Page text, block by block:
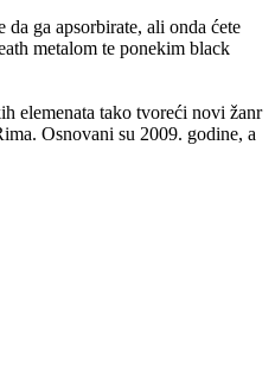
ga apsorbirate, ali onda ćete
metalom te ponekim black
elemenata tako tvoreći novi žanr
Osnovani su 2009. godine, a